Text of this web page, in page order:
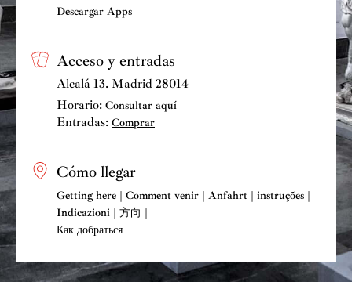
Descargar Apps
Acceso y entradas
Alcalá 13. Madrid 28014
Horario: Consultar aquí
Entradas: Comprar
Cómo llegar
Getting here | Comment venir | Anfahrt | instruções |
Indicazioni | 方向 |
Как добраться